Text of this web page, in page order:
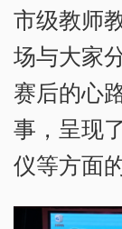
市级教师
场与大家
赛后的心
事，呈现
仪等方面